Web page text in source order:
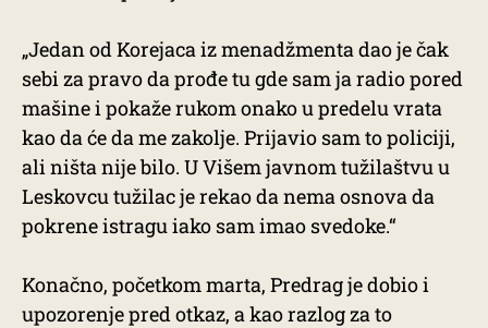
„Jedan od Korejaca iz menadžmenta dao je čak
sebi za pravo da prođe tu gde sam ja radio pored
mašine i pokaže rukom onako u predelu vrata
kao da će da me zakolje. Prijavio sam to policiji,
ali ništa nije bilo. U Višem javnom tužilaštvu u
Leskovcu tužilac je rekao da nema osnova da
pokrene istragu iako sam imao svedoke.“
Konačno, početkom marta, Predrag je dobio i
upozorenje pred otkaz, a kao razlog za to